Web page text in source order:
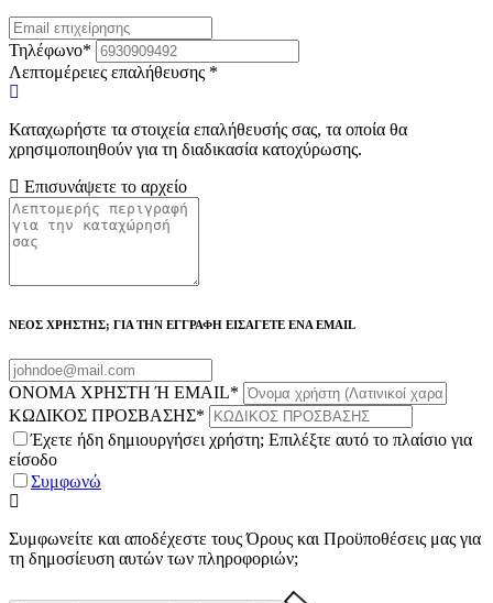
Τηλέφωνο*
Λεπτομέρειες επαλήθευσης *
Καταχωρήστε τα στοιχεία επαλήθευσής σας, τα οποία θα
χρησιμοποιηθούν για τη διαδικασία κατοχύρωσης.
Επισυνάψετε το αρχείο
ΝΕΟΣ ΧΡΗΣΤΗΣ; ΓΙΑ ΤΗΝ ΕΓΓΡΑΦΗ ΕΙΣΑΓΕΤΕ ΕΝΑ EMAIL
ΟΝΟΜΑ ΧΡΗΣΤΗ Ή EMAIL*
ΚΩΔΙΚΟΣ ΠΡΟΣΒΑΣΗΣ*
Έχετε ήδη δημιουργήσει χρήστη; Επιλέξτε αυτό το πλαίσιο για
είσοδο
Συμφωνώ
Συμφωνείτε και αποδέχεστε τους Όρους και Προϋποθέσεις μας για
τη δημοσίευση αυτών των πληροφοριών;